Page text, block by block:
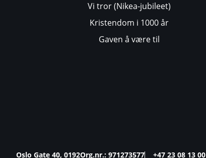
Vi tror (Nikea-jubileet)
Kristendom i 1000 år
Gaven å være til
Oslo Gate 40, 0192Org.nr.: 971273577 +47 23 08 13 00